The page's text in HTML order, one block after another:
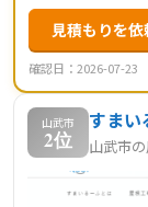
見積もりを依
確認日：2026-07-23
山武市
2位
すまい
山武市